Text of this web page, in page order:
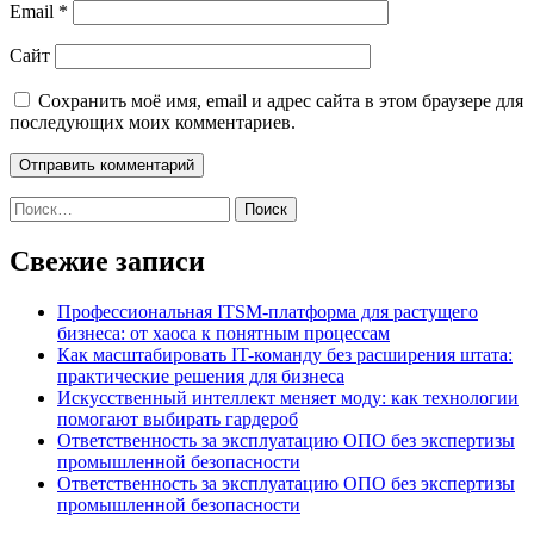
Email *
Сайт
Сохранить моё имя, email и адрес сайта в этом браузере для
последующих моих комментариев.
Найти:
Свежие записи
Профессиональная ITSM-платформа для растущего
бизнеса: от хаоса к понятным процессам
Как масштабировать IT-команду без расширения штата:
практические решения для бизнеса
Искусственный интеллект меняет моду: как технологии
помогают выбирать гардероб
Ответственность за эксплуатацию ОПО без экспертизы
промышленной безопасности
Ответственность за эксплуатацию ОПО без экспертизы
промышленной безопасности